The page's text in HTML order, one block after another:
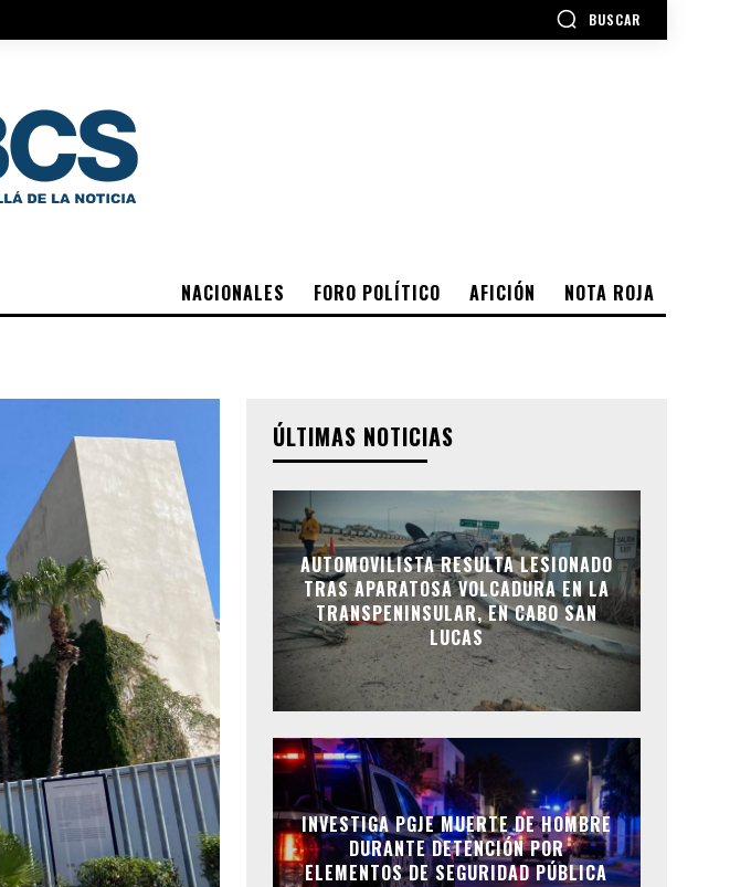
BUSCAR
NACIONALES FORO POLÍTICO AFICIÓN NOTA ROJA
ÚLTIMAS NOTICIAS
AUTOMOVILISTA RESULTA LESIONADO
TRAS APARATOSA VOLCADURA EN LA
TRANSPENINSULAR, EN CABO SAN
LUCAS
INVESTIGA PGJE MUERTE DE HOMBRE
DURANTE DETENCIÓN POR
ELEMENTOS DE SEGURIDAD PÚBLICA